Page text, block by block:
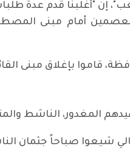
إن "أغلبنا قدم عدة
أمام مبنى
قاموا بإغلاق مبنى
المغدور، الناشط
شيعوا صباحاً جثمان